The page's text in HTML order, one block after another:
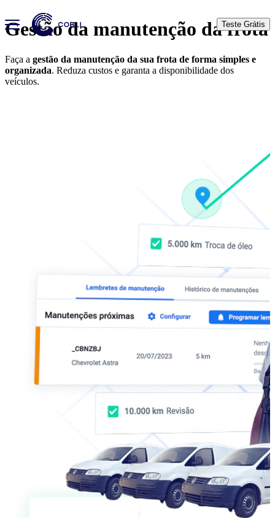
Teste Grátis
Gestão da manutenção da frota
Faça a gestão da manutenção da sua frota de forma simples e
organizada. Reduza custos e garanta a disponibilidade dos
veículos.